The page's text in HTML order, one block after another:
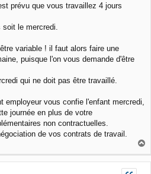
prévu que vous travaillez 4 jours
soit le mercredi.
variable ! il faut alors faire une
puisque l'on vous demande d'être
qui ne doit pas être travaillé.
employeur vous confie l'enfant mercredi,
journée en plus de votre
non contractuelles.
de vos contrats de travail.
u